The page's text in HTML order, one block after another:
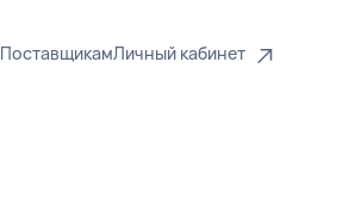
ПоставщикамЛичный кабинет